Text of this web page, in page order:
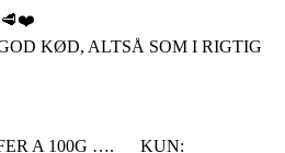
🥩❤️
KØD, ALTSÅ SOM I RIGTIG
A 100G …. KUN: